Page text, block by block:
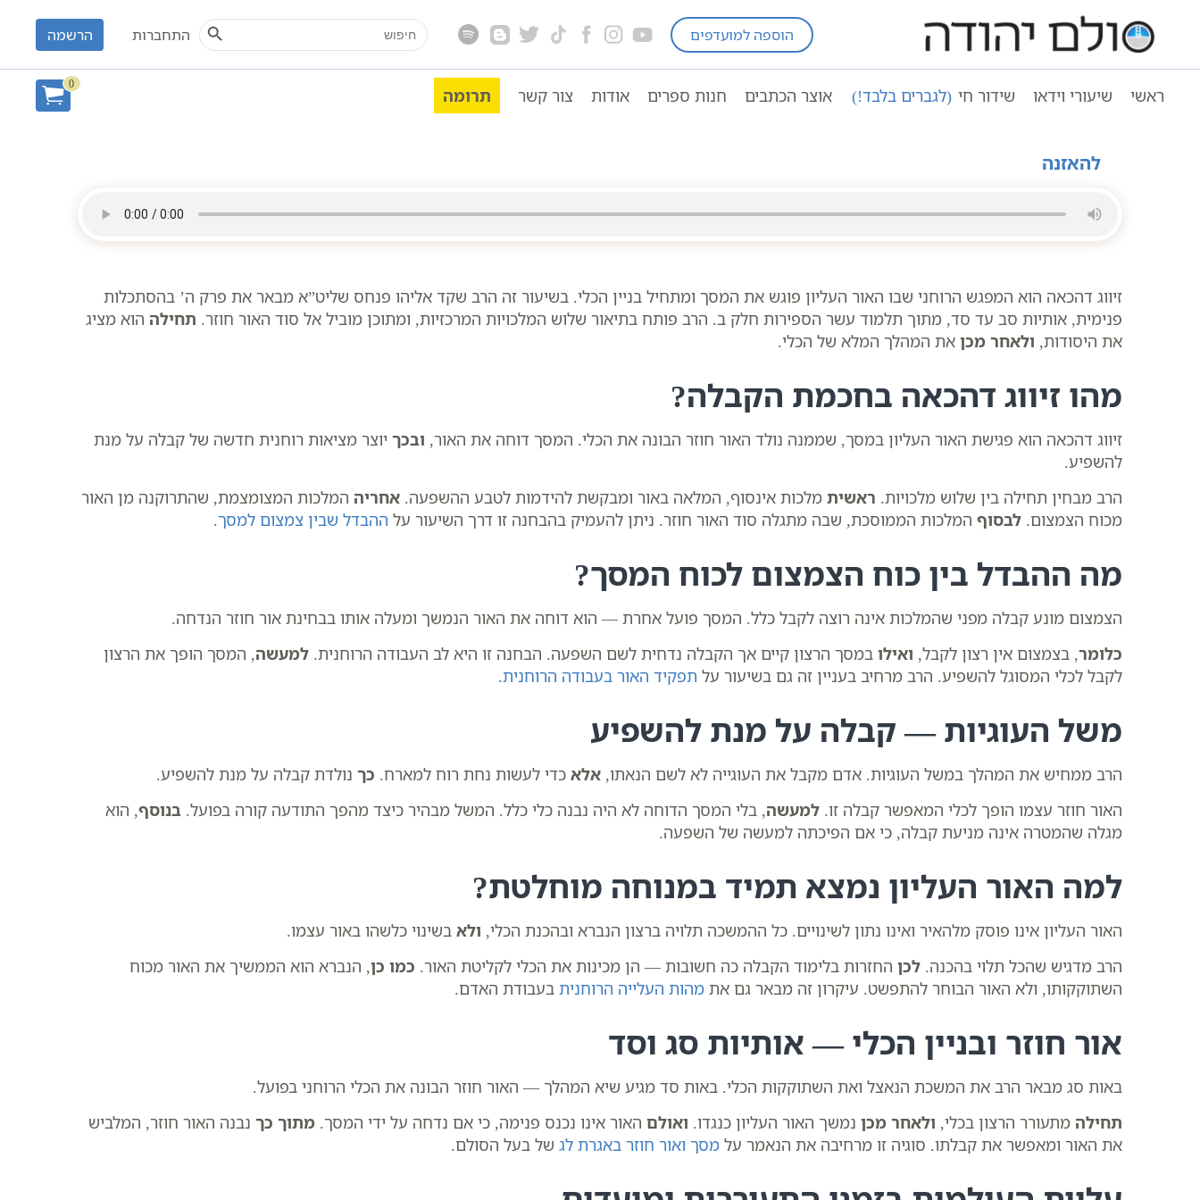
הוספה למועדפים Search
for:
Search Button
התחברות הרשמה
ראשי שיעורי וידאו שידור חי (לגברים בלבד!) אוצר הכתבים חנות ספרים אודות צור קשר תרומה
0
עמוד ראשי בעל הסולם תלמוד עשר הספירות
תלמוד עשר הספירות חלק ב
תלמוד עשר הספירות | חלק ב | 31 | פרק ה | הסתכלות פנימית אותיות סב – סד | סולם יהודה
להאזנה
זיווג דהכאה הוא המפגש הרוחני שבו האור העליון פוגש את המסך ומתחיל בניין הכלי. בשיעור זה הרב שקד אליהו פנחס שליט”א מבאר את פרק ה’ בהסתכלות
פנימית, אותיות סב עד סד, מתוך תלמוד עשר הספירות חלק ב. הרב פותח בתיאור שלוש המלכויות המרכזיות, ומתוכן מוביל אל סוד האור חוזר. תחילה הוא מציג
את היסודות, ולאחר מכן את המהלך המלא של הכלי.
מהו זיווג דהכאה בחכמת הקבלה?
זיווג דהכאה הוא פגישת האור העליון במסך, שממנה נולד האור חוזר הבונה את הכלי. המסך דוחה את האור, ובכך יוצר מציאות רוחנית חדשה של קבלה על מנת
להשפיע.
הרב מבחין תחילה בין שלוש מלכויות. ראשית מלכות אינסוף, המלאה באור ומבקשת להידמות לטבע ההשפעה. אחריה המלכות המצומצמת, שהתרוקנה מן האור
מכוח הצמצום. לבסוף המלכות הממוסכת, שבה מתגלה סוד האור חוזר. ניתן להעמיק בהבחנה זו דרך השיעור על ההבדל שבין צמצום למסך.
מה ההבדל בין כוח הצמצום לכוח המסך?
הצמצום מונע קבלה מפני שהמלכות אינה רוצה לקבל כלל. המסך פועל אחרת — הוא דוחה את האור הנמשך ומעלה אותו בבחינת אור חוזר הנדחה.
כלומר, בצמצום אין רצון לקבל, ואילו במסך הרצון קיים אך הקבלה נדחית לשם השפעה. הבחנה זו היא לב העבודה הרוחנית. למעשה, המסך הופך את הרצון
לקבל לכלי המסוגל להשפיע. הרב מרחיב בעניין זה גם בשיעור על תפקיד האור בעבודה הרוחנית.
משל העוגיות — קבלה על מנת להשפיע
הרב ממחיש את המהלך במשל העוגיות. אדם מקבל את העוגייה לא לשם הנאתו, אלא כדי לעשות נחת רוח למארח. כך נולדת קבלה על מנת להשפיע.
האור חוזר עצמו הופך לכלי המאפשר קבלה זו. למעשה, בלי המסך הדוחה לא היה נבנה כלי כלל. המשל מבהיר כיצד מהפך התודעה קורה בפועל. בנוסף, הוא
מגלה שהמטרה אינה מניעת קבלה, כי אם הפיכתה למעשה של השפעה.
למה האור העליון נמצא תמיד במנוחה מוחלטת?
האור העליון אינו פוסק מלהאיר ואינו נתון לשינויים. כל ההמשכה תלויה ברצון הנברא ובהכנת הכלי, ולא בשינוי כלשהו באור עצמו.
הרב מדגיש שהכל תלוי בהכנה. לכן החזרות בלימוד הקבלה כה חשובות — הן מכינות את הכלי לקליטת האור. כמו כן, הנברא הוא הממשיך את האור מכוח
השתוקקותו, ולא האור הבוחר להתפשט. עיקרון זה מבאר גם את מהות העלייה הרוחנית בעבודת האדם.
אור חוזר ובניין הכלי — אותיות סג וסד
באות סג מבאר הרב את המשכת הנאצל ואת השתוקקות הכלי. באות סד מגיע שיא המהלך — האור חוזר הבונה את הכלי הרוחני בפועל.
תחילה מתעורר הרצון בכלי, ולאחר מכן נמשך האור העליון כנגדו. ואולם האור אינו נכנס פנימה, כי אם נדחה על ידי המסך. מתוך כך נבנה האור חוזר, המלביש
את האור ומאפשר את קבלתו. סוגיה זו מרחיבה את הנאמר על מסך ואור חוזר באגרת לג של בעל הסולם.